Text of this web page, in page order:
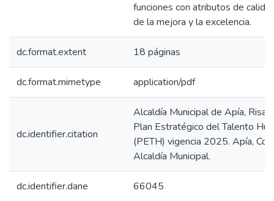
funciones con atributos de
de la mejora y la excelencia.
dc.format.extent 18 páginas
dc.format.mimetype application/pdf
dc.identifier.citation
Alcaldía Municipal de Apía,
Plan Estratégico del Talento
(PETH) vigencia 2025. Apía,
Alcaldía Municipal.
dc.identifier.dane 66045